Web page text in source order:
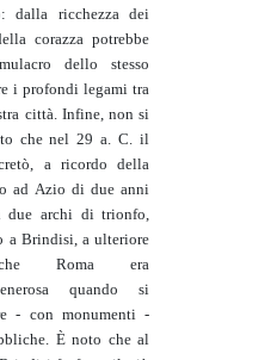
dalla ricchezza dei
corazza potrebbe
dello stesso
i profondi legami tra
città. Infine, non si
che nel 29 a. C. il
a ricordo della
ad Azio di due anni
due archi di trionfo,
a Brindisi, a ulteriore
che Roma era
quando si
- con monumenti -
È noto che al